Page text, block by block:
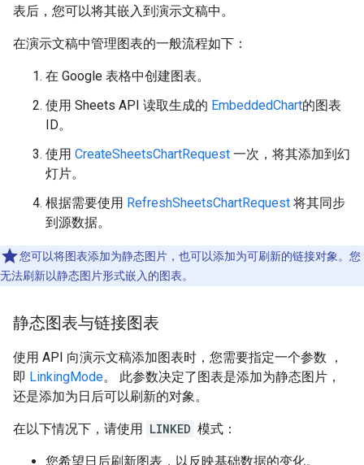
表后，您可以将其嵌入到演示文稿中。
在演示文稿中管理图表的一般流程如下：
在 Google 表格中创建图表。
使用 Sheets API 读取生成的 EmbeddedChart的图表
ID。
使用 CreateSheetsChartRequest 一次，将其添加到幻
灯片。
根据需要使用 RefreshSheetsChartRequest 将其同步
到源数据。
您可以将图表添加为静态图片，也可以添加为可刷新的链接对象。您
无法刷新以静态图片形式嵌入的图表。
静态图表与链接图表
使用 API 向演示文稿添加图表时，您需要指定一个参数 ，
即 LinkingMode。 此参数决定了图表是添加为静态图片，
还是添加为日后可以刷新的对象。
在以下情况下，请使用 LINKED 模式：
您希望日后刷新图表，以反映基础数据的变化。